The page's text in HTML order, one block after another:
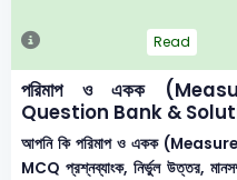
Read
পরিমাপ ও একক
Question Bank &
আপনি কি পরিমাপ ও একক
MCQ প্রশ্নব্যাংক, নির্ভুল উত্তর,